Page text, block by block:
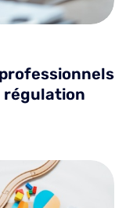
régulation